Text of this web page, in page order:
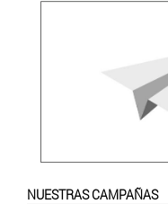
NUESTRAS CAMPAÑAS